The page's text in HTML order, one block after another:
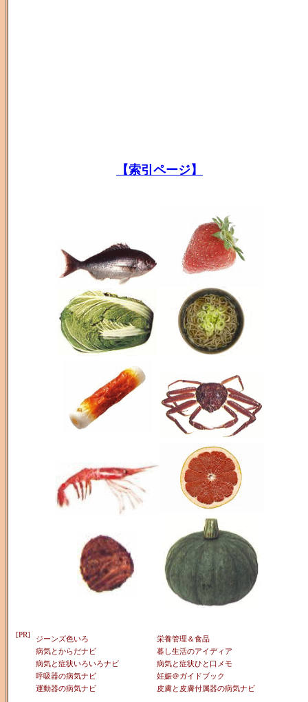
【索引ページ】
[PR]
ジーンズ色いろ
栄養管理＆食品
病気とからだナビ
暮し生活のアイディア
病気と症状いろいろナビ
病気と症状ひと口メモ
呼吸器の病気ナビ
妊娠＠ガイドブック
運動器の病気ナビ
皮膚と皮膚付属器の病気ナビ